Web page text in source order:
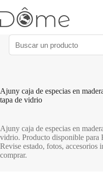
al
contenido
Ajuny caja de especias en
tapa de vidrio
Ajuny caja de especias en
vidrio. Producto disponible para
Revise estado, fotos,
comprar.